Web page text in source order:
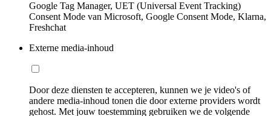
Google Tag Manager, UET (Universal Event Tracking)
Consent Mode van Microsoft, Google Consent Mode, Klarna,
Freshchat
Externe media-inhoud
Door deze diensten te accepteren, kunnen we je video's of
andere media-inhoud tonen die door externe providers wordt
gehost. Met jouw toestemming gebruiken we de volgende